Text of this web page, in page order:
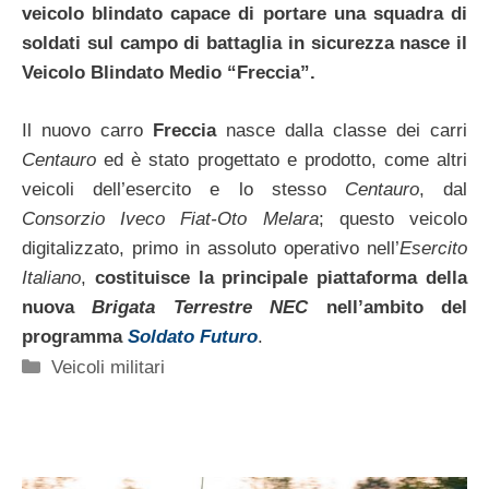
veicolo blindato capace di portare una squadra di
soldati sul campo di battaglia in sicurezza nasce il
Veicolo Blindato Medio “Freccia”.
Il nuovo carro Freccianasce dalla classe dei carri
Centauro ed è stato progettato e prodotto, come altri
veicoli dell’esercito e lo stesso Centauro, dal
Consorzio Iveco Fiat-Oto Melara; questo veicolo
digitalizzato, primo in assoluto operativo nell’Esercito
Italiano, costituisce la principale piattaforma della
nuovaBrigata Terrestre NECnell’ambito del
programma Soldato Futuro.
Categorie
Veicoli militari